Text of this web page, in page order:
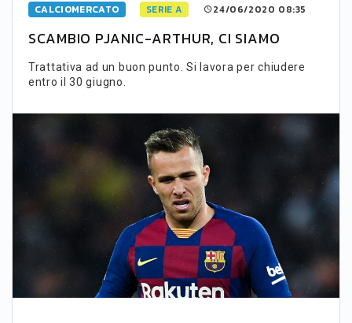
CALCIOMERCATO SERIE A 24/06/2020 08:35
SCAMBIO PJANIC-ARTHUR, CI SIAMO
Trattativa ad un buon punto. Si lavora per chiudere
entro il 30 giugno.